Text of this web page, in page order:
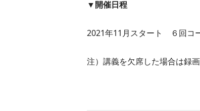
▼開催日程
2021年11月スタート ６回
注）講義を欠席した場合は録